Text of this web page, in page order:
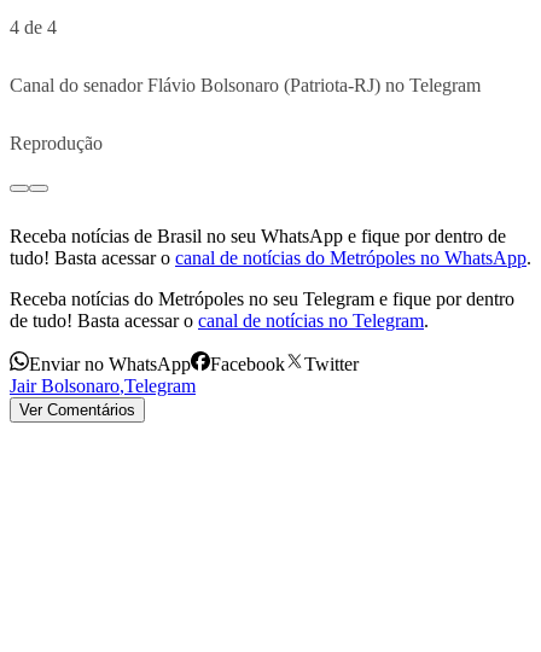
4 de 4
Canal do senador Flávio Bolsonaro (Patriota-RJ) no Telegram
Reprodução
Receba notícias de Brasil no seu WhatsApp e fique por dentro de
tudo! Basta acessar o canal de notícias do Metrópoles no WhatsApp.
Receba notícias do Metrópoles no seu Telegram e fique por dentro
de tudo! Basta acessar o canal de notícias no Telegram.
Enviar no WhatsApp Facebook
Twitter
Jair Bolsonaro,Telegram
Ver Comentários